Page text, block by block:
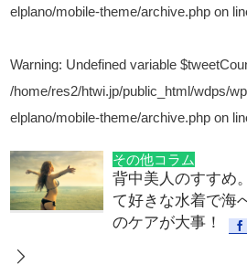
elplano/mobile-theme/archive.php on
Warning: Undefined variable
/home/res2/htwi.jp/public_html/wdps/
elplano/mobile-theme/archive.php on
その他コラム
背中美人のすすめ
て好きな水着で海
のケアが大事！